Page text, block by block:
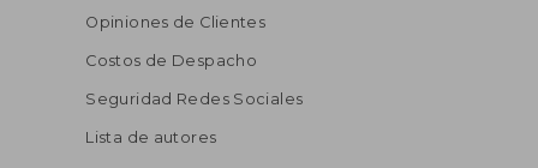
Opiniones de Clientes
Costos de Despacho
Seguridad Redes Sociales
Lista de autores